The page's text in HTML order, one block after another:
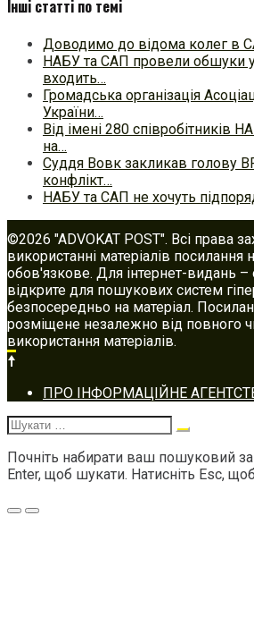
Інші статті по темі
Доводимо до відома колег в
НАБУ та САП провели обшуки
входить…
Громадська організація
України…
Від імені 280 співробітників
на…
Суддя Вовк закликав голову
конфлікт…
НАБУ та САП не хочуть
©2026 "ADVOKAT POST". Всі права
використанні матеріалів посилання
обов'язкове. Для інтернет-видань
відкрите для пошукових систем
безпосередньо на матеріал.
розміщене незалежно від повного
використання матеріалів.
Footer
navigation
ПРО ІНФОРМАЦІЙНЕ
Шукати:
Почніть набирати ваш пошуковий
Enter, щоб шукати. Натисніть Esc,
Меню